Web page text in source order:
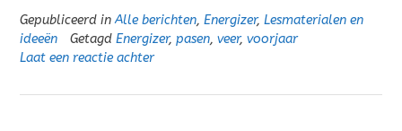
Gepubliceerd inAlle berichten, Energizer, Lesmaterialen en
ideeën
Getagd Energizer, pasen, veer, voorjaar
Laat een reactie achter